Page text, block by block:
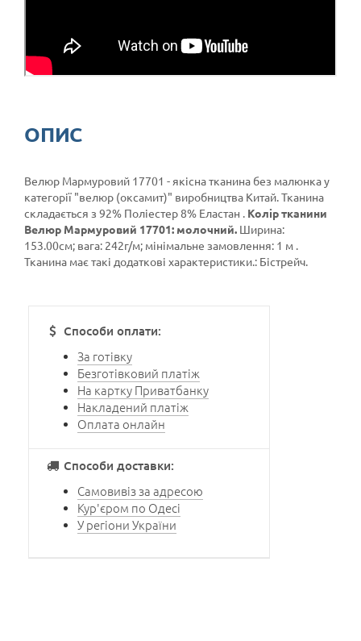
ОПИС
Велюр Мармуровий 17701 - якісна тканина без малюнка у
категорії "велюр (оксамит)" виробництва Китай. Тканина
складається з 92% Поліестер 8% Еластан . Колір тканини
Велюр Мармуровий 17701: молочний. Ширина:
153.00см; вага: 242г/м; мінімальне замовлення: 1 м .
Тканина має такі додаткові характеристики.: Бістрейч.
Способи оплати:
За готівку
Безготівковий платіж
На картку Приватбанку
Накладений платіж
Оплата онлайн
Способи доставки:
Самовивіз за адресою
Кур'єром по Одесі
У регіони України